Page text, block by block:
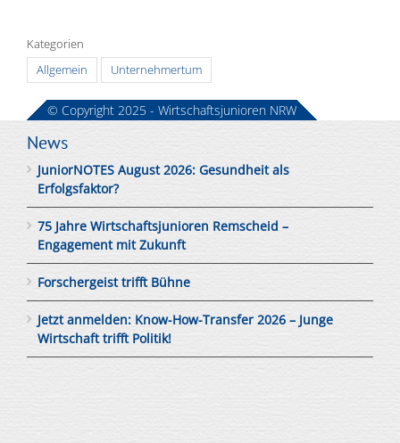
Kategorien
Allgemein Unternehmertum
News
JuniorNOTES August 2026: Gesundheit als
Erfolgsfaktor?
75 Jahre Wirtschaftsjunioren Remscheid –
Engagement mit Zukunft
Forschergeist trifft Bühne
Jetzt anmelden: Know-How-Transfer 2026 – Junge
Wirtschaft trifft Politik!
© Copyright 2025 - Wirtschaftsjunioren NRW